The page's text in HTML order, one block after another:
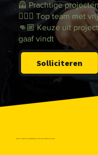
🦺 Prachtige projecten
👷🏻‍♂️ Top team met
👊🏼 Keuze uit
gaaf vindt
Solliciteren
Hoe is het om onderdeel van ons team te zijn?